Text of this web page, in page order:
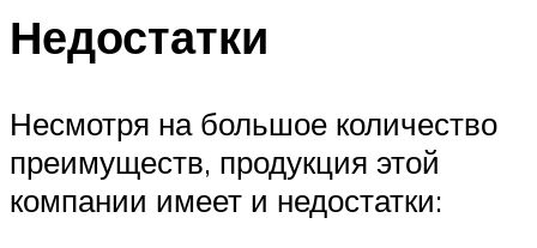
Недостатки
Несмотря на большое количество
преимуществ, продукция этой
компании имеет и недостатки: